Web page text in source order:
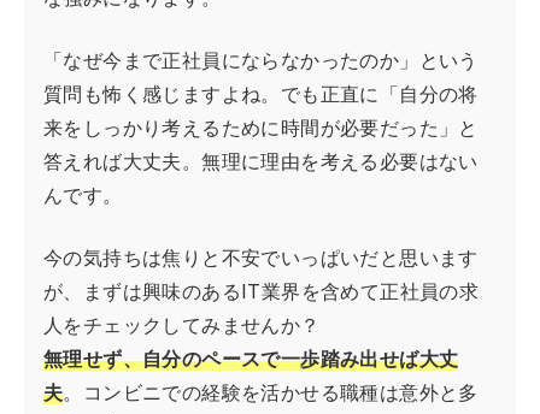
「なぜ今まで正社員にならなかったのか」という
質問も怖く感じますよね。でも正直に「自分の将
来をしっかり考えるために時間が必要だった」と
答えれば大丈夫。無理に理由を考える必要はない
んです。
今の気持ちは焦りと不安でいっぱいだと思います
が、まずは興味のあるIT業界を含めて正社員の求
人をチェックしてみませんか？
無理せず、自分のペースで一歩踏み出せば大丈
夫。コンビニでの経験を活かせる職種は意外と多